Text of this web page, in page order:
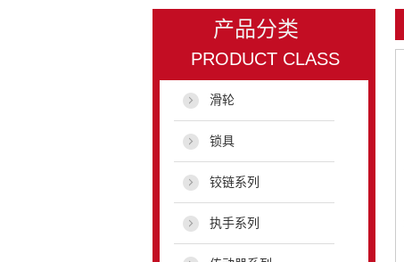
产品分类
PRODUCT CLASS
滑轮
锁具
铰链系列
执手系列